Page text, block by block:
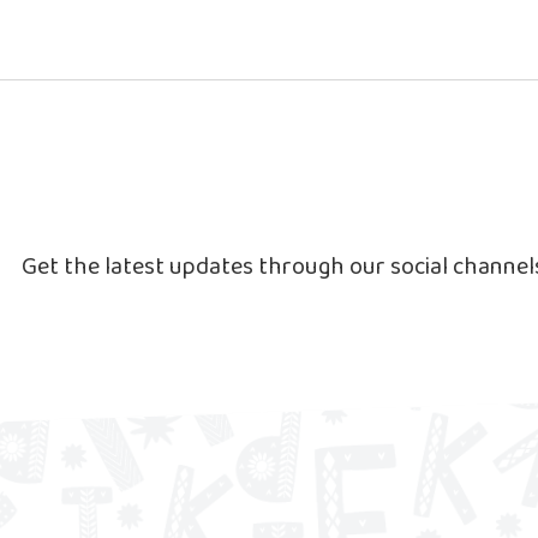
Get the latest updates through our social